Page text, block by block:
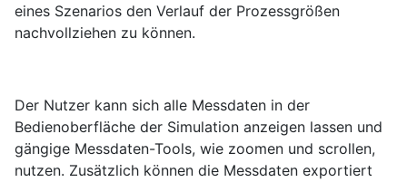
eines Szenarios den Verlauf der Prozessgrößen
nachvollziehen zu können.
Der Nutzer kann sich alle Messdaten in der
Bedienoberfläche der Simulation anzeigen lassen und
gängige Messdaten-Tools, wie zoomen und scrollen,
nutzen. Zusätzlich können die Messdaten exportiert